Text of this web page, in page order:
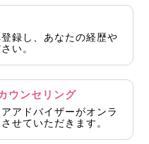
録し、あなたの経歴や
い。
ウンセリング
アドバイザーがオンラ
せていただきます。